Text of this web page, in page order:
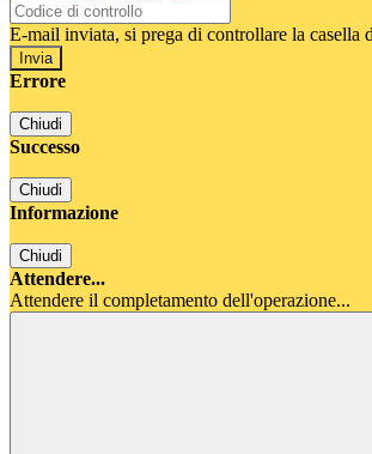
E-mail inviata, si prega di controllare la casella
Errore
Chiudi
Successo
Chiudi
Informazione
Chiudi
Attendere...
Attendere il completamento dell'operazione...